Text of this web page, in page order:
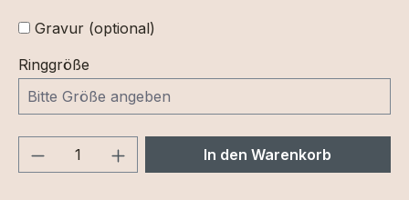
Gravur (optional)
Ringgröße
Produkt Anzahl: Gib denIn den Warenkorb